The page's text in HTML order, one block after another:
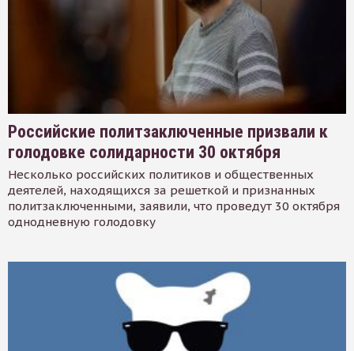
Российские политзаключенные призвали к
голодовке солидарности 30 октября
Несколько российских политиков и общественных
деятелей, находящихся за решеткой и признанных
политзаключенными, заявили, что проведут 30 октября
однодневную голодовку